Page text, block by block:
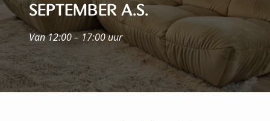
SEPTEMBER A.S.
Van 12:00 – 17:00 uur